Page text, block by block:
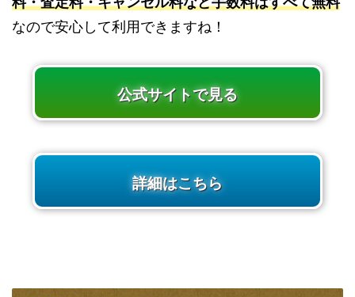
なので安心して利用できますね！
公式サイトで見る
詳細はこちら